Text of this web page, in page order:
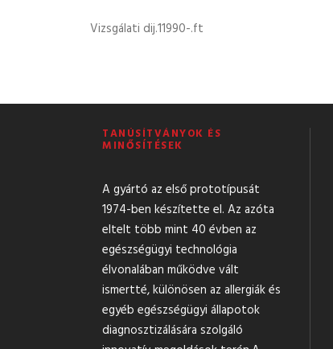
Vizsgálati dij.11990-.ft
TANÚSÍTVÁNYOK ÉS
MINŐSÍTÉSEK
A gyártó az első prototípusát
1974-ben készítette el. Az azóta
eltelt több mint 40 évben az
egészségügyi technológia
élvonalában működve vált
ismertté, különösen az allergiák és
egyéb egészségügyi állapotok
diagnosztizálására szolgáló